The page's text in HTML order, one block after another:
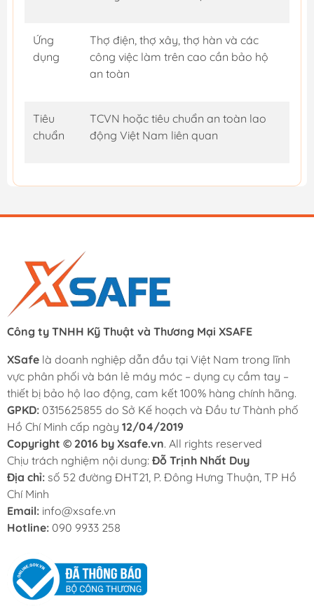
Ứng
dụng
Thợ điện, thợ xây, thợ hàn và các
công việc làm trên cao cần bảo hộ
an toàn
Tiêu
chuẩn
TCVN hoặc tiêu chuẩn an toàn lao
động Việt Nam liên quan
Công ty TNHH Kỹ Thuật và Thương Mại XSAFE
XSafe là doanh nghiệp dẫn đầu tại Việt Nam trong lĩnh
vực phân phối và bán lẻ máy móc – dụng cụ cầm tay –
thiết bị bảo hộ lao động, cam kết 100% hàng chính hãng.
GPKD: 0315625855 do Sở Kế hoạch và Đầu tư Thành phố
Hồ Chí Minh cấp ngày 12/04/2019
Copyright © 2016 by Xsafe.vn. All rights reserved
Chịu trách nghiệm nội dung: Đỗ Trịnh Nhất Duy
Địa chỉ: số 52 đường ĐHT21, P. Đông Hưng Thuận, TP Hồ
Chí Minh
Email: info@xsafe.vn
Hotline: 090 9933 258